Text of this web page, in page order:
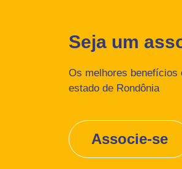
Seja um
Os melhores
estado de Rondônia
Associe-se